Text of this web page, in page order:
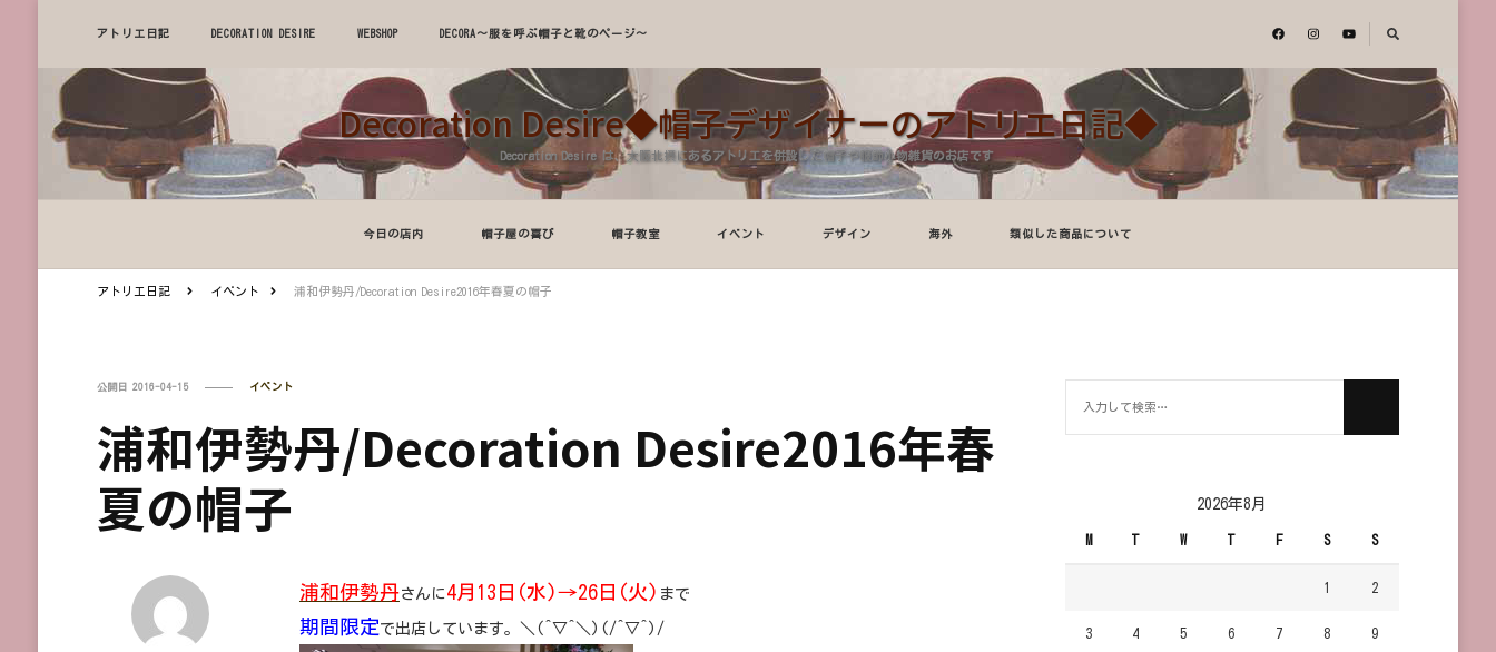
アトリエ日記 DECORATION DESIRE WEBSHOP DECORA～服を呼ぶ帽子と靴のページ～
Decoration Desire◆帽子デザイナーのアトリエ日記◆
Decoration Desire は、大阪北摂にあるアトリエを併設した帽子や服飾小物雑貨のお店です
今日の店内 帽子屋の喜び 帽子教室 イベント デザイン 海外 類似した商品について
アトリエ日記 イベント 浦和伊勢丹/Decoration Desire2016年春夏の帽子
公開日 2016-04-15 イベント
浦和伊勢丹/Decoration Desire2016年春
夏の帽子
浦和伊勢丹さんに4月13日(水)→26日(火) まで
期間限定で出店しています。＼(^▽^＼)(/^▽^)/
2026年8月
M T W T F S S
1 2
3 4 5 6 7 8 9